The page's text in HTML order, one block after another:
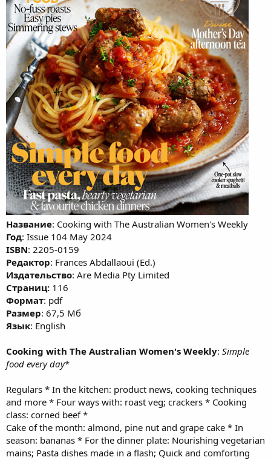
Название: Cooking with The Australian Women's Weekly
Год: Issue 104 May 2024
ISBN: 2205-0159
Редактор: Frances Abdallaoui (Ed.)
Издательство: Are Media Pty Limited
Cтраниц: 116
Формат: pdf
Размер: 67,5 Мб
Язык: English
Cooking with The Australian Women's Weekly: Simple
food every day*
Regulars * In the kitchen: product news, cooking techniques
and more * Four ways with: roast veg; crackers * Cooking
class: corned beef *
Cake of the month: almond, pine nut and grape cake * In
season: bananas * For the dinner plate: Nourishing vegetarian
mains; Pasta dishes made in a flash; Quick and comforting